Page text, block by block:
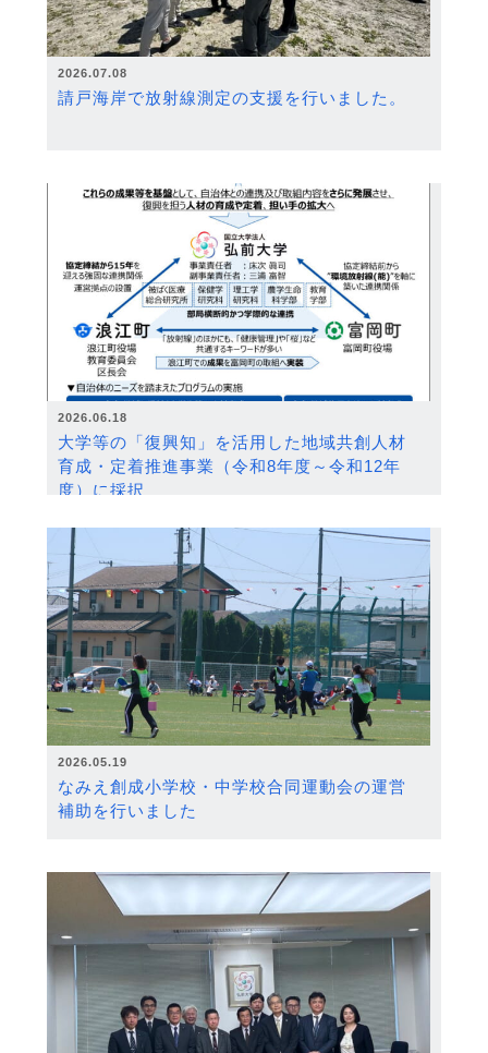
2026.07.08
請戸海岸で放射線測定の支援を行いました。
2026.06.18
大学等の「復興知」を活用した地域共創人材
育成・定着推進事業（令和8年度～令和12年
度）に採択
2026.05.19
なみえ創成小学校・中学校合同運動会の運営
補助を行いました